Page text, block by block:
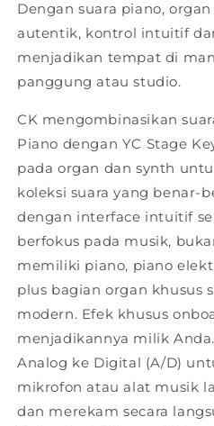
CK61
CK61
Dengan suara piano,
autentik, kontrol intuitif
menjadikan tempat di
panggung atau studio.
CK mengombinasikan
Piano dengan YC Stage
pada organ dan synth
koleksi suara yang benar-
dengan interface intuitif
berfokus pada musik,
memiliki piano, piano
plus bagian organ khusus
modern. Efek khusus
menjadikannya milik
Analog ke Digital (A/D)
mikrofon atau alat musik
dan merekam secara